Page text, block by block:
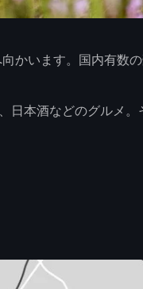
かいます。国内有数
日本酒などのグルメ